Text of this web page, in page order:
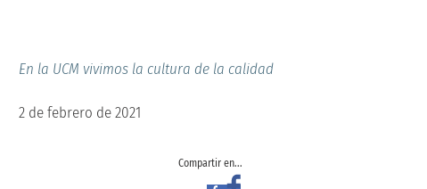
En la UCM vivimos la cultura de la calidad
2 de febrero de 2021
Compartir en...